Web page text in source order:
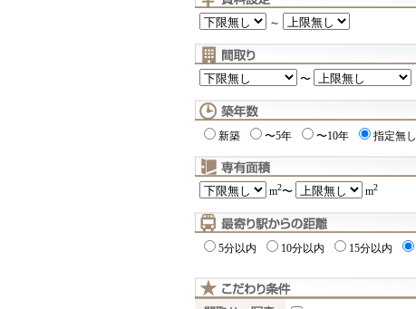
～
〜
新築 〜5年 〜10年 指定無し
m2〜 m2
5分以内 10分以内 15分以内